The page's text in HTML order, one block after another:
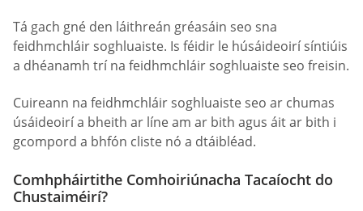
Tá gach gné den láithreán gréasáin seo sna
feidhmchláir soghluaiste. Is féidir le húsáideoirí síntiúis
a dhéanamh trí na feidhmchláir soghluaiste seo freisin.
Cuireann na feidhmchláir soghluaiste seo ar chumas
úsáideoirí a bheith ar líne am ar bith agus áit ar bith i
gcompord a bhfón cliste nó a dtáibléad.
Comhpháirtithe Comhoiriúnacha Tacaíocht do
Chustaiméirí?